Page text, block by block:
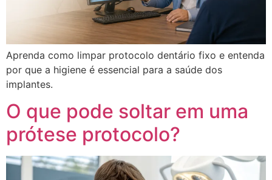
Aprenda como limpar protocolo dentário fixo e entenda
por que a higiene é essencial para a saúde dos
implantes.
O que pode soltar em uma
prótese protocolo?